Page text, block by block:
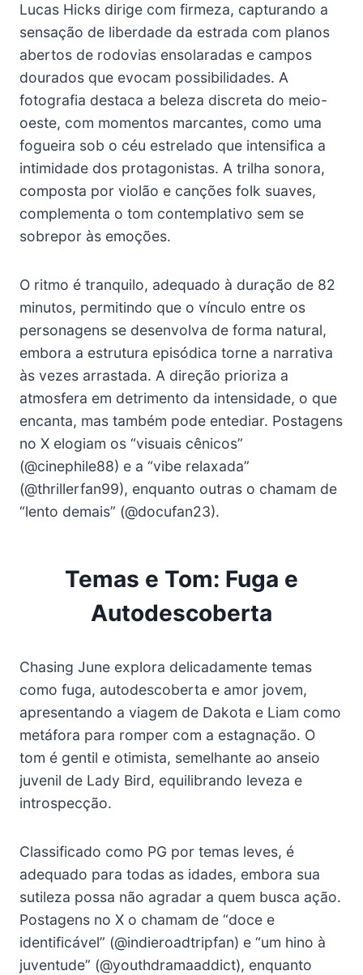
Lucas Hicks dirige com firmeza, capturando a
sensação de liberdade da estrada com planos
abertos de rodovias ensolaradas e campos
dourados que evocam possibilidades. A
fotografia destaca a beleza discreta do meio-
oeste, com momentos marcantes, como uma
fogueira sob o céu estrelado que intensifica a
intimidade dos protagonistas. A trilha sonora,
composta por violão e canções folk suaves,
complementa o tom contemplativo sem se
sobrepor às emoções.
O ritmo é tranquilo, adequado à duração de 82
minutos, permitindo que o vínculo entre os
personagens se desenvolva de forma natural,
embora a estrutura episódica torne a narrativa
às vezes arrastada. A direção prioriza a
atmosfera em detrimento da intensidade, o que
encanta, mas também pode entediar. Postagens
no X elogiam os “visuais cênicos”
(@cinephile88) e a “vibe relaxada”
(@thrillerfan99), enquanto outras o chamam de
“lento demais” (@docufan23).
Temas e Tom: Fuga e
Autodescoberta
Chasing June explora delicadamente temas
como fuga, autodescoberta e amor jovem,
apresentando a viagem de Dakota e Liam como
metáfora para romper com a estagnação. O
tom é gentil e otimista, semelhante ao anseio
juvenil de Lady Bird, equilibrando leveza e
introspecção.
Classificado como PG por temas leves, é
adequado para todas as idades, embora sua
sutileza possa não agradar a quem busca ação.
Postagens no X o chamam de “doce e
identificável” (@indieroadtripfan) e “um hino à
juventude” (@youthdramaaddict), enquanto